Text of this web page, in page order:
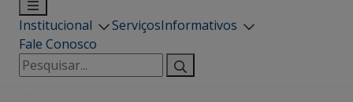
Institucional ServiçosInformativos
Fale Conosco
Pesquisar
por: